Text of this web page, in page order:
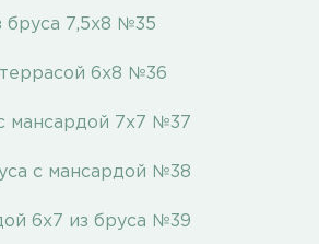
бруса 7,5х8 №35
6х8 №36
мансардой 7х7 №37
с мансардой №38
6х7 из бруса №39